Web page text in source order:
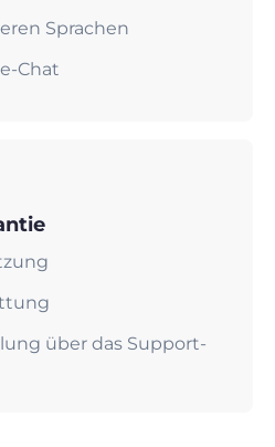
Sprachen
Chat
über das Support-